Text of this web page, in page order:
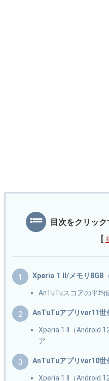
目次をクリッ
[
Xperia 1 II/メモリ8GB
AnTuTuスコアの平均
AnTuTuアプリver11世
Xperia 1 II（Android
ア
AnTuTuアプリver10世
Xperia 1 II（Android